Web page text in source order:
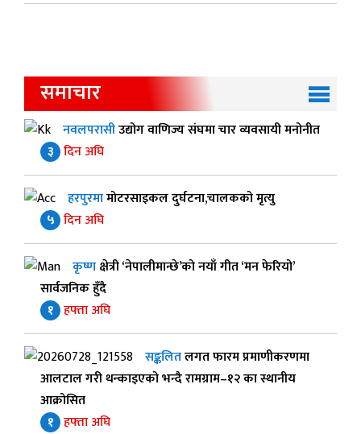
समाचार
नवलपरासीउद्योग वाणिज्य संघमा चार व्यवसायी मनोनीत
३ दिन अघि
हरपुरमामोटरसाइकल दुर्घटना,चालकको मृत्यु
५ दिन अघि
कृष्णक्षेत्री ‘नेपालीमान्छे’को नयाँ गीत ‘मन फेरियो’
सार्वजनिक हुँदै
१ हफ्ता अघि
सङ्कलितलगत फारम प्रमाणीकरणमा
आलटाल गरी थन्काइएको भन्दै रामग्राम–१२ का स्थानीय
आक्रोसित
१ हफ्ता अघि